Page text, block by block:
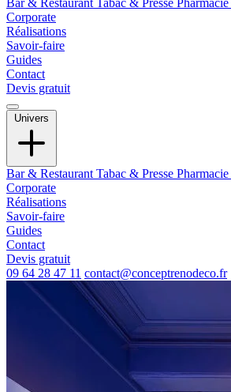
Bar & Restaurant Tabac & Presse Pharmacie
Corporate
Réalisations
Savoir-faire
Guides
Contact
Devis gratuit
Univers
Bar & Restaurant Tabac & Presse Pharmacie
Corporate
Réalisations
Savoir-faire
Guides
Contact
Devis gratuit
09 64 28 47 11 contact@conceptrenodeco.fr